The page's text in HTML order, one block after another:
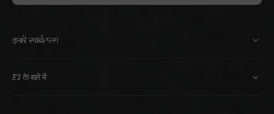
हमारे स्पार्क प्लग
E3 के बारे में